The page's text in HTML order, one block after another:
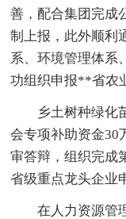
善，配合集团完成
制上报，此外顺利
系、环境管理体系
功组织申报**省农
乡土树种绿化
会专项补助资金30
审答辩，组织完成
省级重点龙头企业
在人力资源管